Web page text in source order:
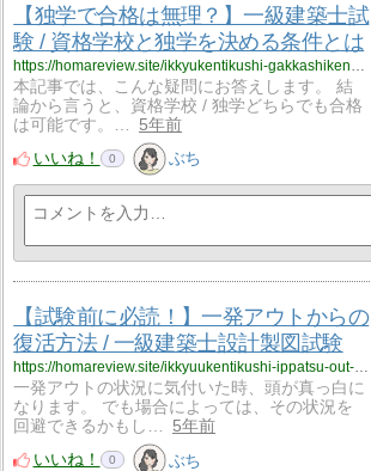
【独学で合格は無理？】一級建築士試
験 / 資格学校と独学を決める条件とは
本記事では、こんな疑問にお答えします。 結
論から言うと、資格学校 / 独学どちらでも合格
は可能です。…
5年前
いいね！
0 ぶち
【試験前に必読！】一発アウトからの
復活方法 / 一級建築士設計製図試験
https://homareview.site/ikkyuukentikushi-ippatsu-out-tyokuzenkakunin/
一発アウトの状況に気付いた時、頭が真っ白に
なります。 でも場合によっては、その状況を
回避できるかもし…
5年前
いいね！
0 ぶち